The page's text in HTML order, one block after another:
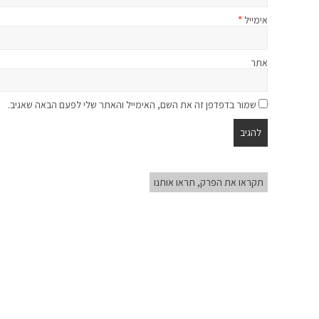
אימייל *
אתר
שמור בדפדפן זה את השם, האימייל והאתר שלי לפעם הבאה שאגיב.
תקראו את הפרק, תראו אותנו